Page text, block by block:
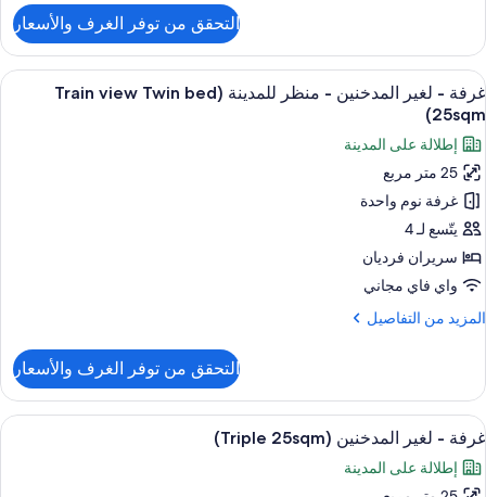
Queen
bed
20sqm)
غرفة
لغير
المدخنين
منظر
للمدينة
(Train
View
bed
20sqm)
التحقق من توفر الغرف والأسعار
استعراض
جميع
صور
غرفة
-
لغير
المدخنين
-
منظر
للمدينة
(Train
bed
25sqm)
أغطية فراش متميزة وخزنة داخل الغرفة
7
غرفة - لغير المدخنين - منظر للمدينة (Train view Twin bed
25sqm)
إطلالة على المدينة
25 متر مربع
غرفة نوم واحدة
يتّسع لـ 4
سريران فرديان
واي فاي مجاني
المزيد من التفاصيل
المزيد
غرفة
لغير
المدخنين
-
منظر
التحقق من توفر الغرف والأسعار
استعراض
جميع
صور
أغطية فراش متميزة وخزنة داخل الغرفة
6
غرفة - لغير المدخنين (Triple 25sqm)
إطلالة على المدينة